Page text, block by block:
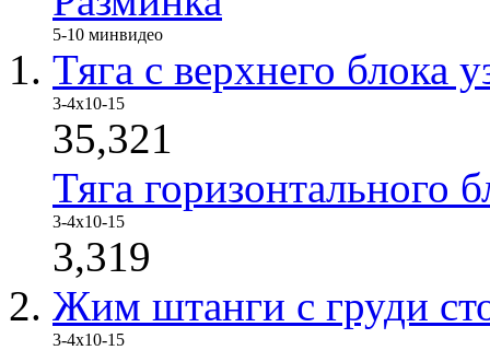
5-10 минвидео
Тяга с верхнего блока
3-4x10-15
35,321
Тяга горизонтального
3-4x10-15
3,319
Жим штанги с груди
3-4x10-15